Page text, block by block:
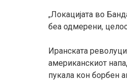
„Локацијата во
беа одмерени,
Иранската
американскиот
пукала кон борбен